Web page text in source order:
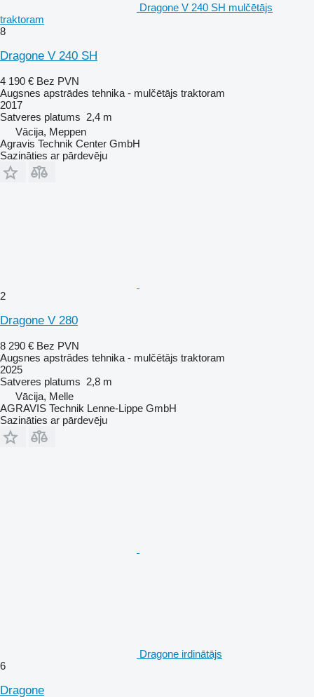
Dragone V 240 SH mulčētājs
traktoram
8
Dragone V 240 SH
4 190 € Bez PVN
Augsnes apstrādes tehnika - mulčētājs traktoram
2017
Satveres platums 2,4 m
Vācija, Meppen
Agravis Technik Center GmbH
Sazināties ar pārdevēju
2
Dragone V 280
8 290 € Bez PVN
Augsnes apstrādes tehnika - mulčētājs traktoram
2025
Satveres platums 2,8 m
Vācija, Melle
AGRAVIS Technik Lenne-Lippe GmbH
Sazināties ar pārdevēju
Dragone irdinātājs
6
Dragone